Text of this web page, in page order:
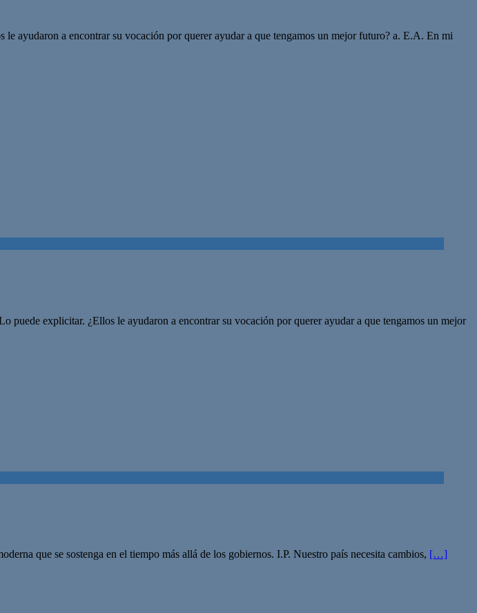
ayudaron a encontrar su vocación por querer ayudar a que tengamos un mejor futuro? a. E.A. En mi
puede explicitar. ¿Ellos le ayudaron a encontrar su vocación por querer ayudar a que tengamos un mejor
que se sostenga en el tiempo más allá de los gobiernos. I.P. Nuestro país necesita cambios, […]